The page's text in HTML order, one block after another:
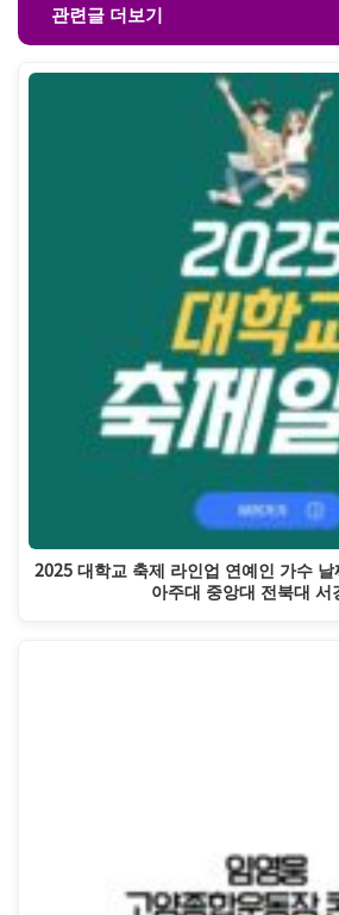
관련글 더보기
2025 대학교 축제 라인업 연예인 가수
아주대 중앙대 전북대